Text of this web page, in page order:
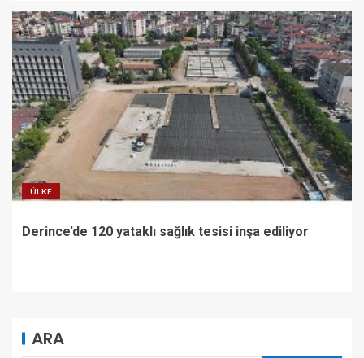
ÜLKE
Derince’de 120 yataklı sağlık tesisi inşa ediliyor
ARA